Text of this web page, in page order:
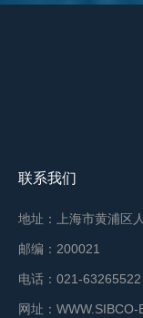
联系我们
地址：上海市黄浦区
邮编：200021
电话：021-
网址：WWW.SIBCO-